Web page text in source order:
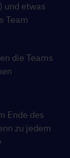
und etwas
Team
die Teams
Ende des
zu jedem